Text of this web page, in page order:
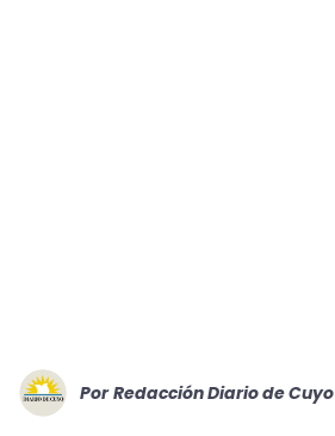
Por Redacción Diario de Cuyo